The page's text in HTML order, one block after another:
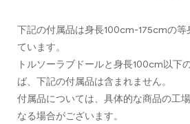
下記の付属品は身長100cm-175cmの等
ています。
トルソーラブドールと身長100cm以下
ば、下記の付属品は含まれません。
付属品については、具体的な商品の工
なる場合がございます。